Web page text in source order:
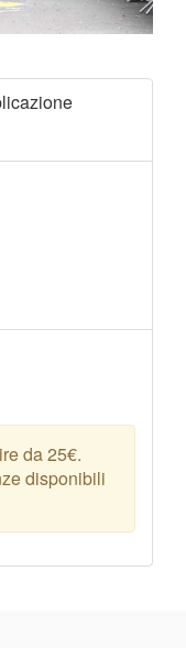
da 25€.
disponibili